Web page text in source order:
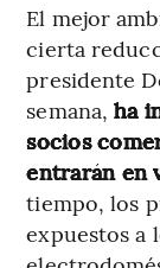
El mejor
cierta
presidente
semana,ha
socios
entrarán en
tiempo, los
expuestos a